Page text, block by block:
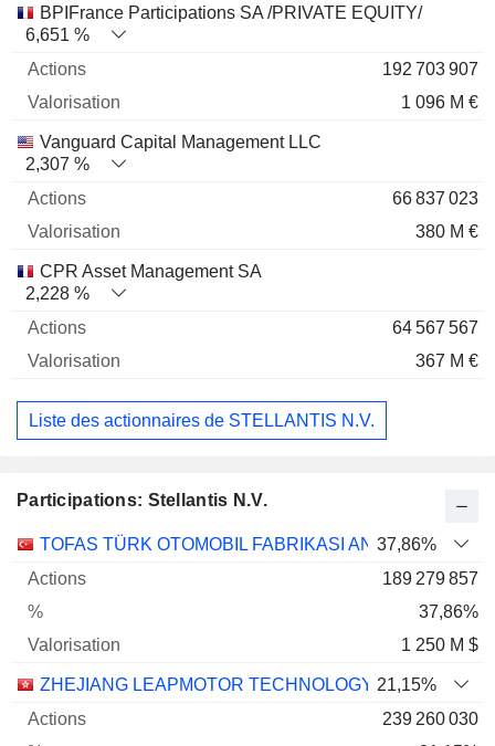
BPIFrance Participations SA /PRIVATE EQUITY/
6,651 %
192 703 907
1 096 M €
Vanguard Capital Management LLC
2,307 %
66 837 023
380 M €
CPR Asset Management SA
2,228 %
64 567 567
367 M €
Liste des actionnaires de STELLANTIS N.V.
Participations: Stellantis N.V.
Nom Actions % Valorisation
TOFAS TÜRK OTOMOBIL FABRIKASI ANONIM SIRKETI
37,86%
189 279 857
37,86%
1 250 M $
ZHEJIANG LEAPMOTOR TECHNOLOGY CO., LTD.
21,15%
239 260 030